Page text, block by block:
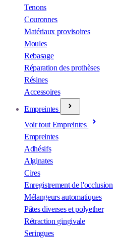
Tenons
Couronnes
Matériaux provisoires
Moules
Rebasage
Réparation des prothèses
Résines
Accessoires
Empreintes
Voir tout Empreintes
Empreintes
Adhésifs
Alginates
Cires
Enregistrement de l'occlusion
Mélangeurs automatiques
Pâtes diverses et polyether
Rétraction gingivale
Seringues